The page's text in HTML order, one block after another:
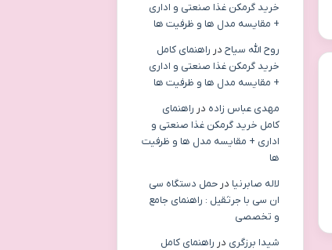
خرید گرمکن غذا صنعتی و اداری
+ مقایسه مدل ها و ظرفیت ها
روح الله سیاحدر راهنمای کامل
خرید گرمکن غذا صنعتی و اداری
+ مقایسه مدل ها و ظرفیت ها
مهدی عباس زاده در راهنمای
کامل خرید گرمکن غذا صنعتی و
اداری + مقایسه مدل ها و ظرفیت
ها
لاله صابرنیا در حمل دستگاه سی
ان سی با جرثقیل : راهنمای جامع
و تخصصی
شیدا برزگری در راهنمای کامل